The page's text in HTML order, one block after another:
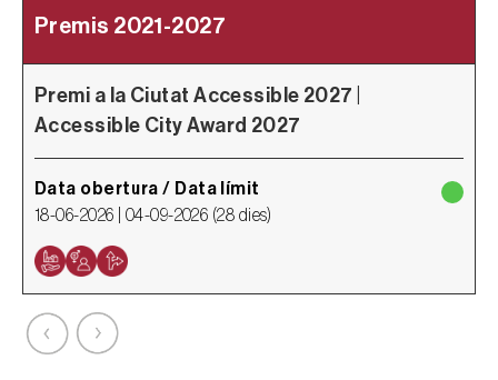
Premis 2021-2027
Premi a la Ciutat Accessible 2027 |
Accessible City Award 2027
Data obertura / Data límit
18-06-2026 | 04-09-2026 (28 dies)